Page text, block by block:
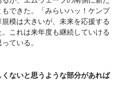
できた。「みらいハッ！ケンプ
模は大きいが、未来を応援する
これは来年度も継続していける
ている。
ないと思うような部分があれば